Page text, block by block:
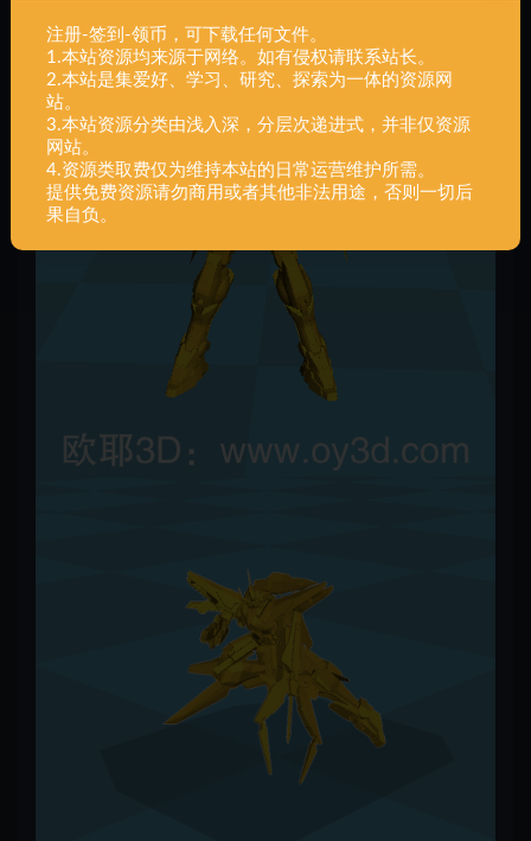
注册-签到-领币，可下载任何文件。
1.本站资源均来源于网络。如有侵权请联系站长。
2.本站是集爱好、学习、研究、探索为一体的资源网
站。
3.本站资源分类由浅入深，分层次递进式，并非仅资源
网站。
4.资源类取费仅为维持本站的日常运营维护所需。
提供免费资源请勿商用或者其他非法用途，否则一切后
果自负。